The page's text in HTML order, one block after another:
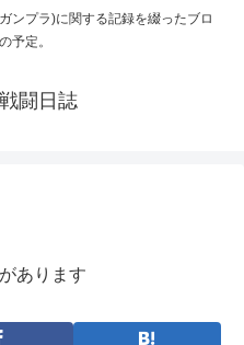
ンプラ)に関する記録を綴ったブロ
予定。
闘日誌
あります